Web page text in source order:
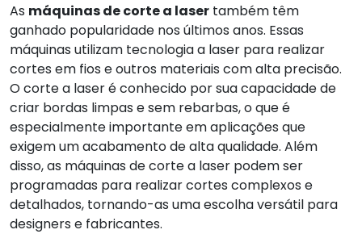
As máquinas de corte a laser também têm
ganhado popularidade nos últimos anos. Essas
máquinas utilizam tecnologia a laser para realizar
cortes em fios e outros materiais com alta precisão.
O corte a laser é conhecido por sua capacidade de
criar bordas limpas e sem rebarbas, o que é
especialmente importante em aplicações que
exigem um acabamento de alta qualidade. Além
disso, as máquinas de corte a laser podem ser
programadas para realizar cortes complexos e
detalhados, tornando-as uma escolha versátil para
designers e fabricantes.